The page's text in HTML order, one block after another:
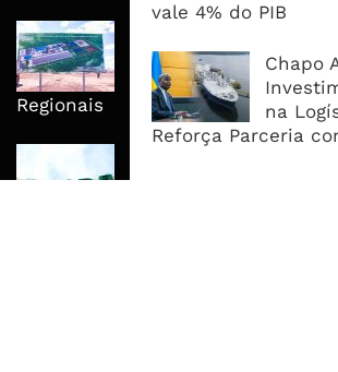
vale 4% do PIB
Chapo
na
Reforça Parceria
Moçambique No
Suficiência E Das
Regionais